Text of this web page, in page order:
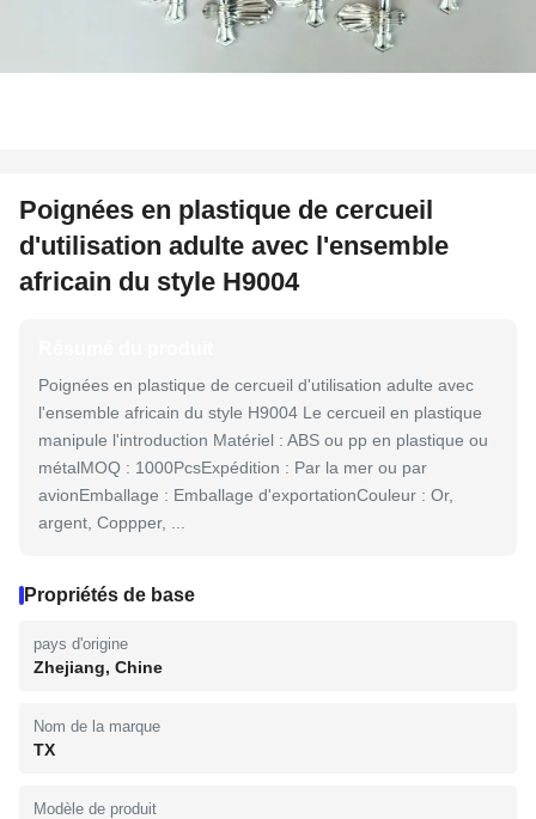
Poignées en plastique de cercueil
d'utilisation adulte avec l'ensemble
africain du style H9004
Poignées en plastique de cercueil d'utilisation adulte avec
l'ensemble africain du style H9004 Le cercueil en plastique
manipule l'introduction Matériel : ABS ou pp en plastique ou
métalMOQ : 1000PcsExpédition : Par la mer ou par
avionEmballage : Emballage d'exportationCouleur : Or,
argent, Coppper, ...
Propriétés de base
pays d'origine
Zhejiang, Chine
Nom de la marque
TX
Modèle de produit